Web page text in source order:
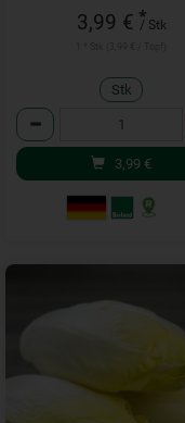
3,99 € *
/ Stk
Stk
Anzahl
3,99 €